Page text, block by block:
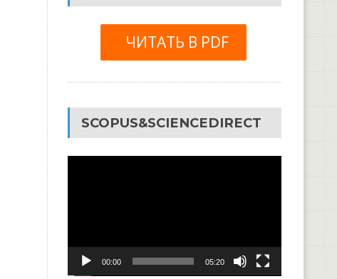
ЧИТАТЬ В PDF
SCOPUS&SCIENCEDIRECT
00:00 05:20